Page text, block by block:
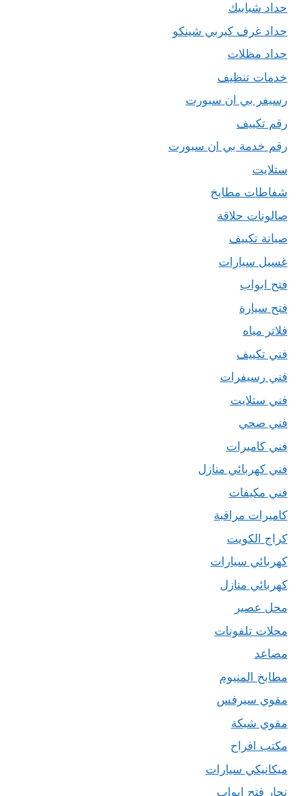
حداد شبابيك
حداد غرف كيربي شينكو
حداد مظلات
خدمات تنظيف
رسيفر بي ان سبورت
رقم تكييف
رقم خدمة بي ان سبورت
ستلايت
شفاطات مطابخ
صالونات حلاقة
صيانة تكييف
غسيل سيارات
فتح ابواب
فتح سيارة
فلاتر مياه
فني تكييف
فني رسيفرات
فني ستلايت
فني صحي
فني كاميرات
فني كهربائي منازل
فني مكيفات
كاميرات مراقبة
كراج الكويت
كهربائي سيارات
كهربائي منازل
محل عصير
محلات تلفونات
مصاعد
مطابخ المنيوم
مقوي سيرفس
مقوي شبكة
مكتب افراح
ميكانيكي سيارات
نجار فتح ابواب